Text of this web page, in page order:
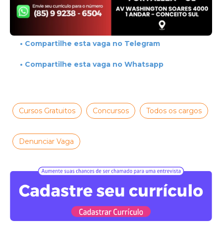
• Compartilhe esta vaga no Telegram
• Compartilhe esta vaga no Whatsapp
Cursos Gratuitos Concursos Todos os cargos
Denunciar Vaga